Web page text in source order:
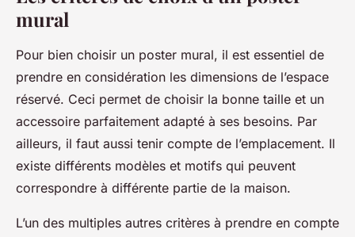
mural
Pour bien choisir un poster mural, il est essentiel de
prendre en considération les dimensions de l’espace
réservé. Ceci permet de choisir la bonne taille et un
accessoire parfaitement adapté à ses besoins. Par
ailleurs, il faut aussi tenir compte de l’emplacement. Il
existe différents modèles et motifs qui peuvent
correspondre à différente partie de la maison.
L’un des multiples autres critères à prendre en compte